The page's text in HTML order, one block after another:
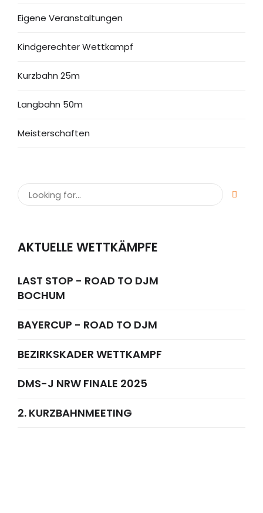
Eigene Veranstaltungen
Kindgerechter Wettkampf
Kurzbahn 25m
Langbahn 50m
Meisterschaften
AKTUELLE WETTKÄMPFE
LAST STOP - ROAD TO DJM
BOCHUM
BAYERCUP - ROAD TO DJM
BEZIRKSKADER WETTKAMPF
DMS-J NRW FINALE 2025
2. KURZBAHNMEETING